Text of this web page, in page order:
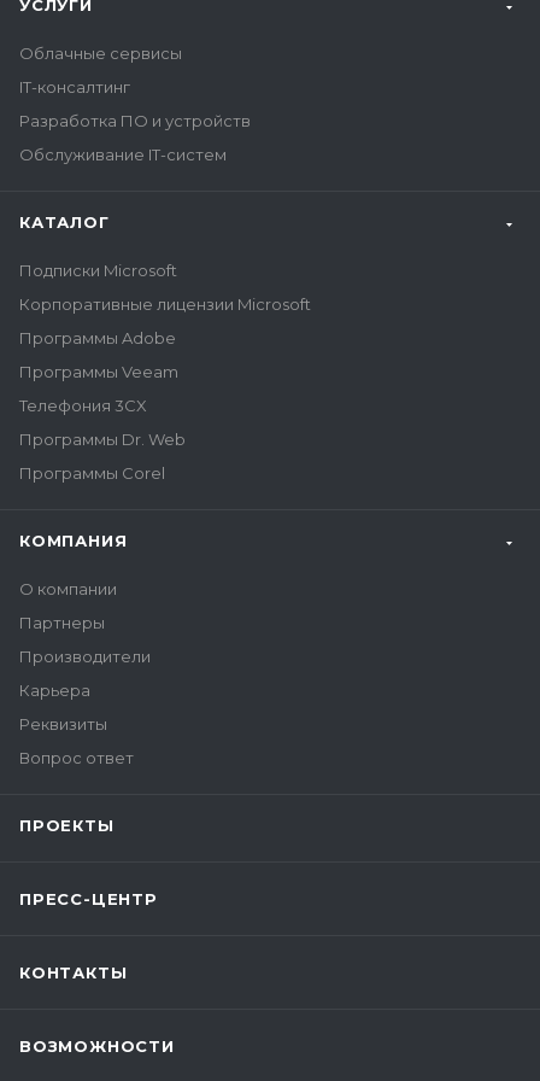
УСЛУГИ
Облачные сервисы
IT-консалтинг
Разработка ПО и устройств
Обслуживание IT-систем
КАТАЛОГ
Подписки Microsoft
Корпоративные лицензии Microsoft
Программы Adobe
Программы Veeam
Телефония 3CX
Программы Dr. Web
Программы Corel
КОМПАНИЯ
О компании
Партнеры
Производители
Карьера
Реквизиты
Вопрос ответ
ПРОЕКТЫ
ПРЕСС-ЦЕНТР
КОНТАКТЫ
ВОЗМОЖНОСТИ